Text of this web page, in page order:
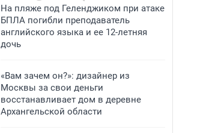
На пляже под Геленджиком при атаке
БПЛА погибли преподаватель
английского языка и ее 12-летняя
дочь
«Вам зачем он?»: дизайнер из
Москвы за свои деньги
восстанавливает дом в деревне
Архангельской области